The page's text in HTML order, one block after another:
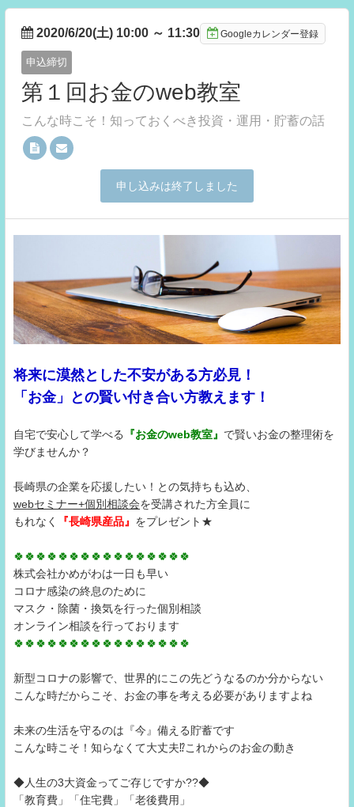
2020/6/20(土) 10:00 ～ 11:30 Googleカレンダー登録
申込締切
第１回お金のweb教室
こんな時こそ！知っておくべき投資・運用・貯蓄の話
申し込みは終了しました
将来に漠然とした不安がある方必見！
「お金」との賢い付き合い方教えます！
自宅で安心して学べる 『お金のweb教室』 で賢いお金の整理術を
学びませんか？
長崎県の企業を応援したい！との気持ちも込め、
webセミナー+個別相談会を受講された方全員に
もれなく
『長崎県産品』 をプレゼント★
🍀🍀🍀🍀🍀🍀🍀🍀🍀🍀🍀🍀🍀🍀🍀🍀
株式会社かめがわは一日も早い
コロナ感染の終息のために
マスク・除菌・換気を行った個別相談
オンライン相談を行っております
🍀🍀🍀🍀🍀🍀🍀🍀🍀🍀🍀🍀🍀🍀🍀🍀
新型コロナの影響で、世界的にこの先どうなるのか分からない
こんな時だからこそ、お金の事を考える必要がありますよね
未来の生活を守るのは『今』備える貯蓄です
こんな時こそ！知らなくて大丈夫⁉これからのお金の動き
◆人生の3大資金ってご存じですか??◆
「教育費」「住宅費」「老後費用」